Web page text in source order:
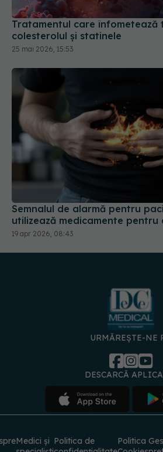
Tratamentul care înfometează
colesterolul și statinele
25 mai 2026, 15:53
Semnalul de alarmă pentru
utilizează medicamente pentru
19 apr 2026, 08:43
URMĂREȘTE-NE
DESCARCĂ
Medici și Politica de
Politica